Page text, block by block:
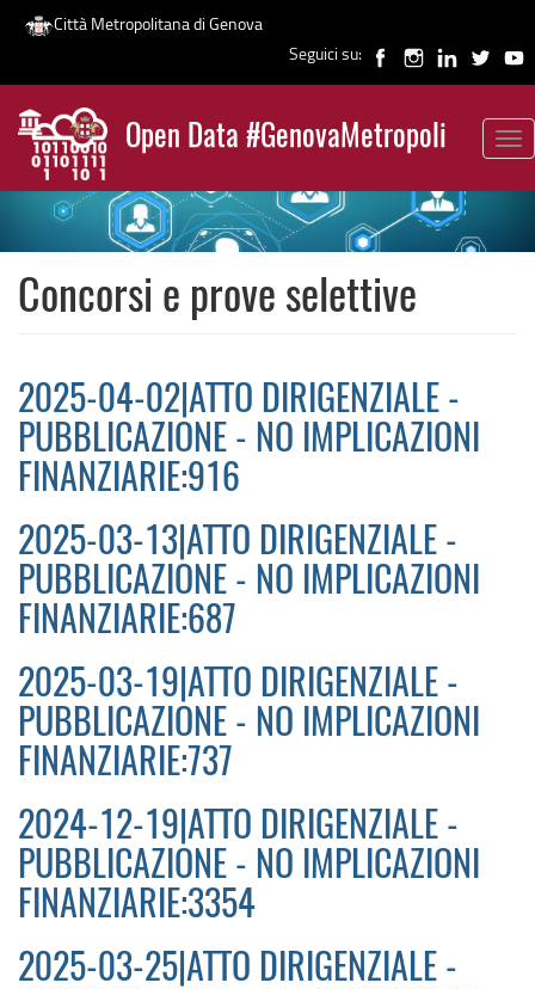
Salta
contenuto
principale
Città Metropolitana di Genova
Seguici su:
Open Data #GenovaMetropoli
News
Concorsi e prove selettive
2025-04-02|ATTO DIRIGENZIALE -
PUBBLICAZIONE - NO IMPLICAZIONI
FINANZIARIE:916
2025-03-13|ATTO DIRIGENZIALE -
PUBBLICAZIONE - NO IMPLICAZIONI
FINANZIARIE:687
2025-03-19|ATTO DIRIGENZIALE -
PUBBLICAZIONE - NO IMPLICAZIONI
FINANZIARIE:737
2024-12-19|ATTO DIRIGENZIALE -
PUBBLICAZIONE - NO IMPLICAZIONI
FINANZIARIE:3354
2025-03-25|ATTO DIRIGENZIALE -